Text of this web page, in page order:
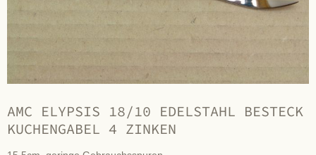
AMC ELYPSIS 18/10 EDELSTAHL BESTECK
KUCHENGABEL 4 ZINKEN